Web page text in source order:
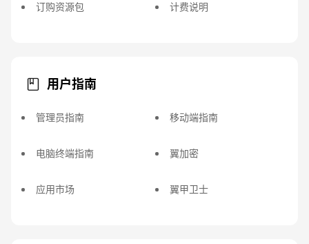
订购资源包 计费说明
用户指南
管理员指南 移动端指南
电脑终端指南 翼加密
应用市场 翼甲卫士